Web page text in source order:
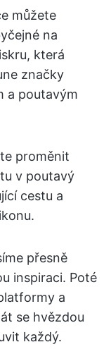
můžete
na
která
značky
a poutavým
proměnit
v poutavý
cestu a
přesně
inspiraci. Poté
a
se hvězdou
každý.